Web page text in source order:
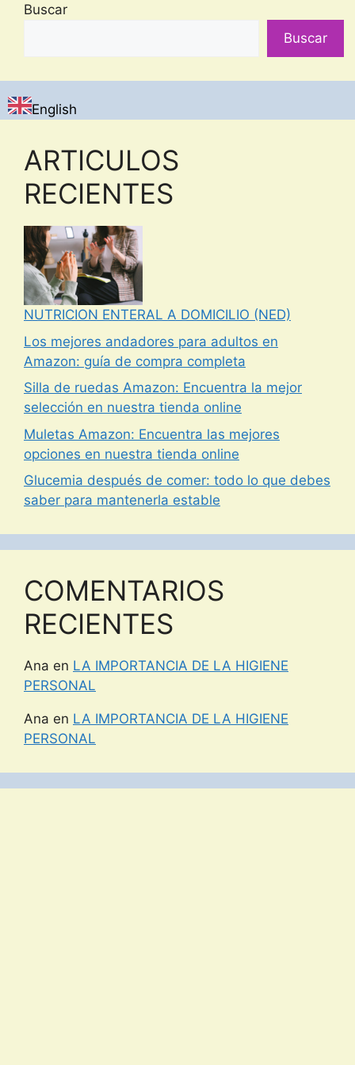
Buscar
Buscar
English
ARTICULOS
RECIENTES
NUTRICION ENTERAL A DOMICILIO (NED)
Los mejores andadores para adultos en
Amazon: guía de compra completa
Silla de ruedas Amazon: Encuentra la mejor
selección en nuestra tienda online
Muletas Amazon: Encuentra las mejores
opciones en nuestra tienda online
Glucemia después de comer: todo lo que debes
saber para mantenerla estable
COMENTARIOS
RECIENTES
Ana en LA IMPORTANCIA DE LA HIGIENE
PERSONAL
Ana en LA IMPORTANCIA DE LA HIGIENE
PERSONAL